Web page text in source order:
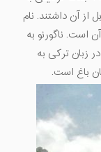
از آن داشتند. نام
است. ناگورنو به
زبان ترکی به
باغ است.